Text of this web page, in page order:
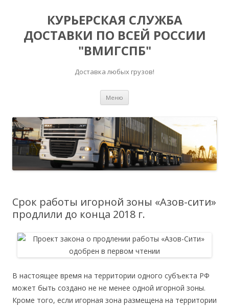
КУРЬЕРСКАЯ СЛУЖБА
ДОСТАВКИ ПО ВСЕЙ РОССИИ
"ВМИГСПБ"
Доставка любых грузов!
Меню
Срок работы игорной зоны «Азов-сити»
продлили до конца 2018 г.
В настоящее время на территории одного субъекта РФ
может быть создано не не менее одной игорной зоны.
Кроме того, если игорная зона размещена на территории